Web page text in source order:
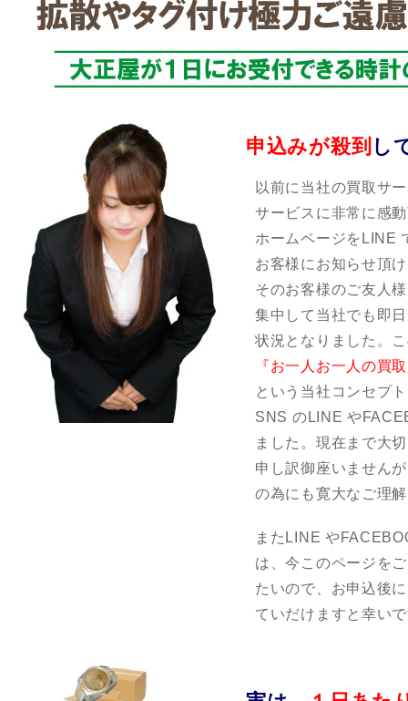
申込みが殺到 し
以前に当社の買取サ
サービスに非常に感
ホームページをLINE
お客様にお知らせ頂
そのお客様のご友人
集中して当社でも即
状況となりました。
『お一人お一人の買
という当社コンセプ
SNS のLINE や
ました。現在まで大
申し訳御座いません
の為にも寛大なご理
またLINE や
は、今このページを
たいので、お申込後
ていだけますと幸い